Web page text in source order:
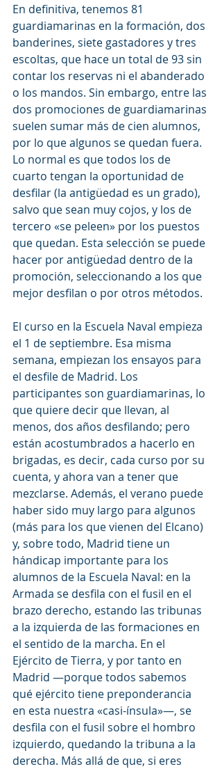
En definitiva, tenemos 81
guardiamarinas en la formación, dos
banderines, siete gastadores y tres
escoltas, que hace un total de 93 sin
contar los reservas ni el abanderado
o los mandos. Sin embargo, entre las
dos promociones de guardiamarinas
suelen sumar más de cien alumnos,
por lo que algunos se quedan fuera.
Lo normal es que todos los de
cuarto tengan la oportunidad de
desfilar (la antigüedad es un grado),
salvo que sean muy cojos, y los de
tercero «se peleen» por los puestos
que quedan. Esta selección se puede
hacer por antigüedad dentro de la
promoción, seleccionando a los que
mejor desfilan o por otros métodos.
El curso en la Escuela Naval empieza
el 1 de septiembre. Esa misma
semana, empiezan los ensayos para
el desfile de Madrid. Los
participantes son guardiamarinas, lo
que quiere decir que llevan, al
menos, dos años desfilando; pero
están acostumbrados a hacerlo en
brigadas, es decir, cada curso por su
cuenta, y ahora van a tener que
mezclarse. Además, el verano puede
haber sido muy largo para algunos
(más para los que vienen del Elcano)
y, sobre todo, Madrid tiene un
hándicap importante para los
alumnos de la Escuela Naval: en la
Armada se desfila con el fusil en el
brazo derecho, estando las tribunas
a la izquierda de las formaciones en
el sentido de la marcha. En el
Ejército de Tierra, y por tanto en
Madrid —porque todos sabemos
qué ejército tiene preponderancia
en esta nuestra «casi-ínsula»—, se
desfila con el fusil sobre el hombro
izquierdo, quedando la tribuna a la
derecha. Más allá de que, si eres